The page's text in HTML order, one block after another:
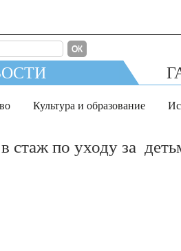
ОК
Культура и образование
стаж по уходу за